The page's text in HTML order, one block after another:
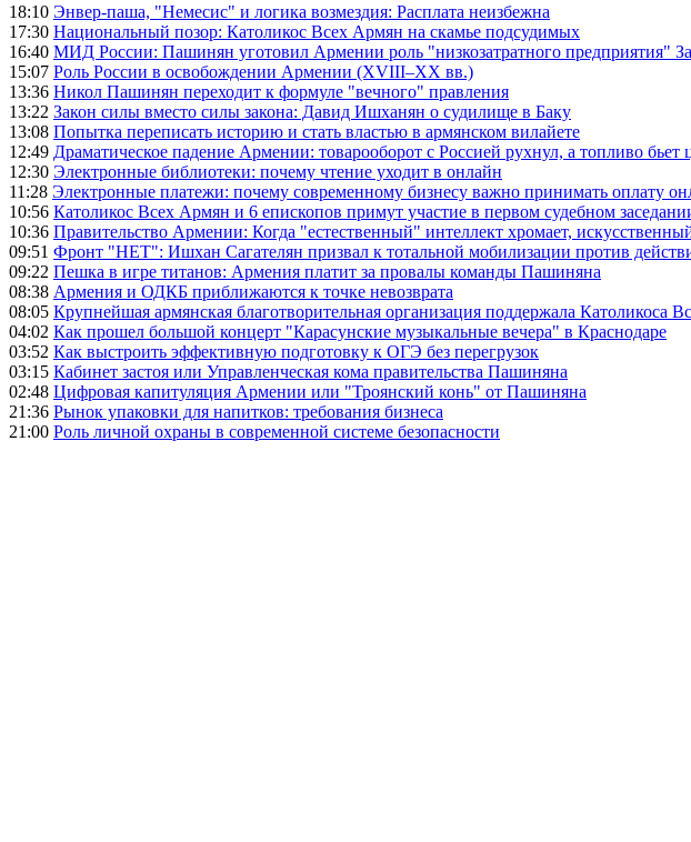
18:10 Энвер-паша, "Немесис" и логика возмездия: Расплата неизбежна
17:30 Национальный позор: Католикос Всех Армян на скамье подсудимых
16:40 МИД России: Пашинян уготовил Армении роль "низкозатратного предприятия"
15:07 Роль России в освобождении Армении (XVIII–XX вв.)
13:36 Никол Пашинян переходит к формуле "вечного" правления
13:22 Закон силы вместо силы закона: Давид Ишханян о судилище в Баку
13:08 Попытка переписать историю и стать властью в армянском вилайете
12:49 Драматическое падение Армении: товарооборот с Россией рухнул, а топливо бьет
12:30 Электронные библиотеки: почему чтение уходит в онлайн
11:28 Электронные платежи: почему современному бизнесу важно принимать оплату
10:56 Католикос Всех Армян и 6 епископов примут участие в первом судебном
10:36 Правительство Армении: Когда "естественный" интеллект хромает,
09:51 Фронт "НЕТ": Ишхан Сагателян призвал к тотальной мобилизации против
09:22 Пешка в игре титанов: Армения платит за провалы команды Пашиняна
08:38 Армения и ОДКБ приближаются к точке невозврата
08:05 Крупнейшая армянская благотворительная организация поддержала Католикоса
04:02 Как прошел большой концерт "Карасунские музыкальные вечера" в Краснодаре
03:52 Как выстроить эффективную подготовку к ОГЭ без перегрузок
03:15 Кабинет застоя или Управленческая кома правительства Пашиняна
02:48 Цифровая капитуляция Армении или "Троянский конь" от Пашиняна
21:36 Рынок упаковки для напитков: требования бизнеса
21:00 Роль личной охраны в современной системе безопасности